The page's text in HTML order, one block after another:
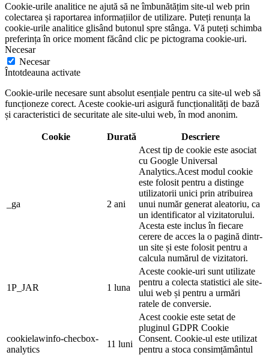
Cookie-urile analitice ne ajută să ne îmbunătățim site-ul web prin
colectarea și raportarea informațiilor de utilizare. Puteți renunța la
cookie-urile analitice glisând butonul spre stânga. Vă puteți schimba
preferința în orice moment făcând clic pe pictograma cookie-uri.
Necesar
Necesar
Întotdeauna activate
Cookie-urile necesare sunt absolut esențiale pentru ca site-ul web să
funcționeze corect. Aceste cookie-uri asigură funcționalități de bază
și caracteristici de securitate ale site-ului web, în ​​mod anonim.
Cookie Durată Descriere
_ga 2 ani
Acest tip de cookie este asociat
cu Google Universal
Analytics.Acest modul cookie
este folosit pentru a distinge
utilizatorii unici prin atribuirea
unui număr generat aleatoriu, ca
un identificator al vizitatorului.
Acesta este inclus în fiecare
cerere de acces la o pagină dintr-
un site și este folosit pentru a
calcula numărul de vizitatori.
1P_JAR 1 luna
Aceste cookie-uri sunt utilizate
pentru a colecta statistici ale site-
ului web și pentru a urmări
ratele de conversie.
cookielawinfo-checbox-
analytics
11 luni
Acest cookie este setat de
pluginul GDPR Cookie
Consent. Cookie-ul este utilizat
pentru a stoca consimțământul